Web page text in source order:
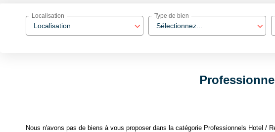
Localisation
Localisation
Sélectionnez...
Type de bien
Nous n'avons pas de biens à vous proposer dans la catégorie Professionnels Hotel